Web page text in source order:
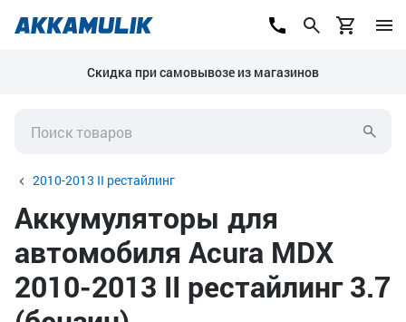
Скидка при самовывозе из магазинов
2010-2013 II рестайлинг
Аккумуляторы для
автомобиля Acura MDX
2010-2013 II рестайлинг 3.7